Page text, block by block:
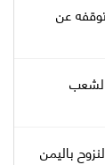
عن
باليمن